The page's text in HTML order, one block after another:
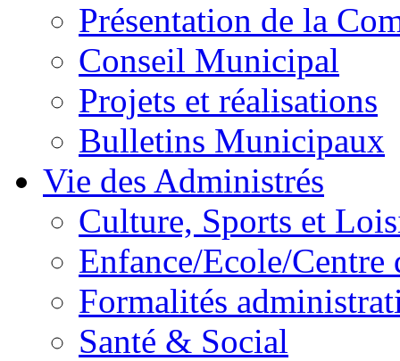
Présentation de la
Conseil Municipal
Projets et réalisations
Bulletins Municipaux
Vie des Administrés
Culture, Sports et
Enfance/Ecole/Centre
Formalités
Santé & Social